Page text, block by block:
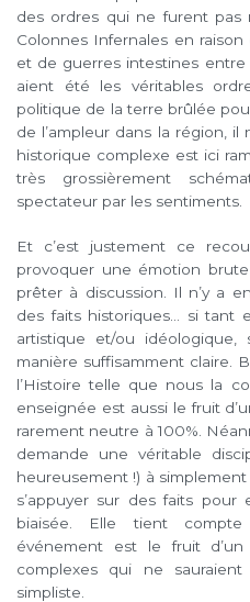
des ordres qui ne furent pas
Colonnes Infernales en raison
et de guerres intestines entre
aient été les véritables
politique de la terre brûlée
de l’ampleur dans la région,
historique complexe est ici
très grossièrement
spectateur par les sentiments.
Et c’est justement ce
provoquer une émotion
prêter à discussion. Il n’y a
des faits historiques… si tant
artistique et/ou
manière suffisamment claire.
l’Histoire telle que nous la
enseignée est aussi le fruit
rarement neutre à 100%.
demande une véritable
heureusement !) à
s’appuyer sur des faits
biaisée. Elle tient
événement est le fruit
complexes qui ne
simpliste.